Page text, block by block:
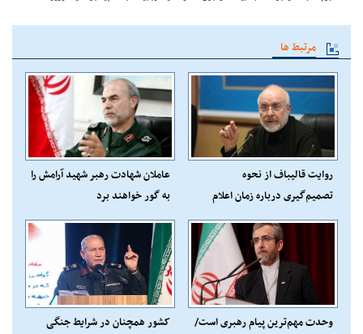
مرتبط ها
روایت قالیباف از نحوه
تصمیم‌گیری درباره زمان اعلام
شهادت رهبر انقلاب
عاملان شهادت رهبر شهید آرامش را
به گور خواهند برد
وحدت مهم‌ترین پیام رهبری است/
کشور همچنان در شرایط جنگی